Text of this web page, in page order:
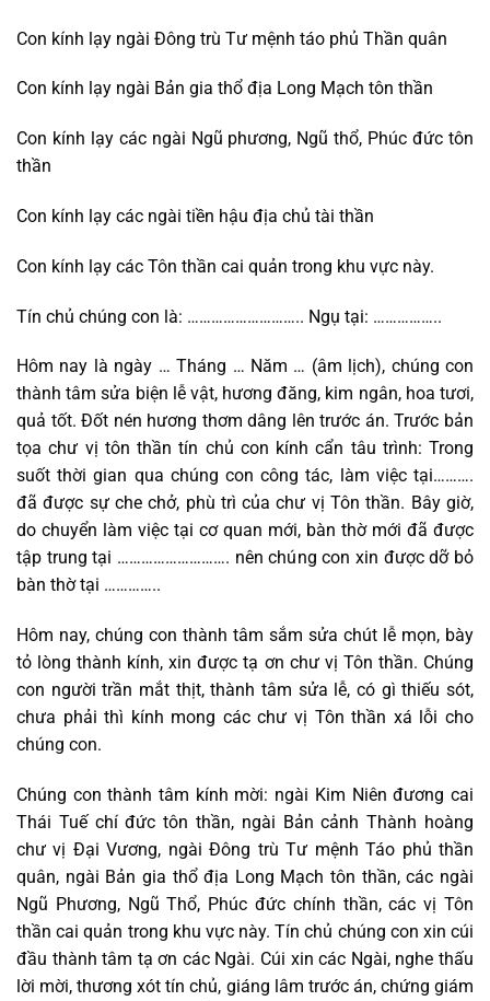
Con kính lạy ngài Đông trù Tư mệnh táo phủ Thần quân
Con kính lạy ngài Bản gia thổ địa Long Mạch tôn thần
Con kính lạy các ngài Ngũ phương, Ngũ thổ, Phúc đức tôn
thần
Con kính lạy các ngài tiền hậu địa chủ tài thần
Con kính lạy các Tôn thần cai quản trong khu vực này.
Tín chủ chúng con là: ……………………….. Ngụ tại: ……………..
Hôm nay là ngày … Tháng … Năm … (âm lịch), chúng con
thành tâm sửa biện lễ vật, hương đăng, kim ngân, hoa tươi,
quả tốt. Đốt nén hương thơm dâng lên trước án. Trước bản
tọa chư vị tôn thần tín chủ con kính cẩn tâu trình: Trong
suốt thời gian qua chúng con công tác, làm việc tại……….
đã được sự che chở, phù trì của chư vị Tôn thần. Bây giờ,
do chuyển làm việc tại cơ quan mới, bàn thờ mới đã được
tập trung tại ………………………. nên chúng con xin được dỡ bỏ
bàn thờ tại …………..
Hôm nay, chúng con thành tâm sắm sửa chút lễ mọn, bày
tỏ lòng thành kính, xin được tạ ơn chư vị Tôn thần. Chúng
con người trần mắt thịt, thành tâm sửa lễ, có gì thiếu sót,
chưa phải thì kính mong các chư vị Tôn thần xá lỗi cho
chúng con.
Chúng con thành tâm kính mời: ngài Kim Niên đương cai
Thái Tuế chí đức tôn thần, ngài Bản cảnh Thành hoàng
chư vị Đại Vương, ngài Đông trù Tư mệnh Táo phủ thần
quân, ngài Bản gia thổ địa Long Mạch tôn thần, các ngài
Ngũ Phương, Ngũ Thổ, Phúc đức chính thần, các vị Tôn
thần cai quản trong khu vực này. Tín chủ chúng con xin cúi
đầu thành tâm tạ ơn các Ngài. Cúi xin các Ngài, nghe thấu
lời mời, thương xót tín chủ, giáng lâm trước án, chứng giám